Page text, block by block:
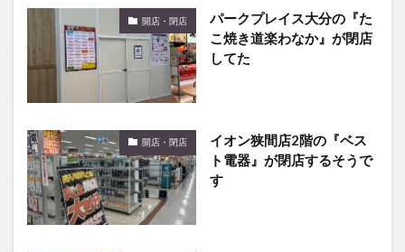
開店・閉店
パークプレイス大分の『た
こ焼き道楽わなか』が閉店
してた
開店・閉店
イオン狭間店2階の『ベス
ト電器』が閉店するそうで
す